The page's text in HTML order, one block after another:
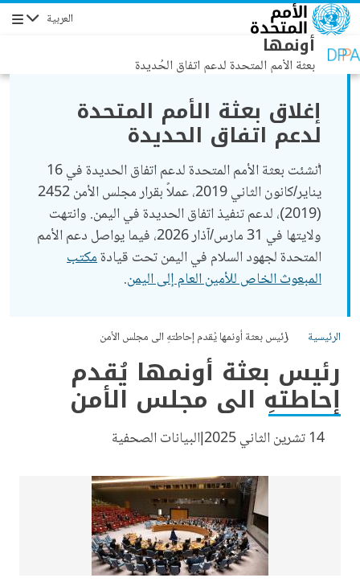
تجاوز إلى المحتوى الرئيسي العربية التنقل
أونمها
بعثة الأمم المتحدة لدعم اتفاق الحُديدة
إغلاق بعثة الأمم المتحدة
لدعم اتفاق الحديدة
أُنشئت بعثة الأمم المتحدة لدعم اتفاق الحديدة في 16
يناير/كانون الثاني 2019، عملاً بقرار مجلس الأمن 2452
(2019)، لدعم تنفيذ اتفاق الحديدة في اليمن. وانتهت
ولايتها في 31 مارس/آذار 2026، فيما يواصل دعم الأمم
المتحدة لجهود السلام في اليمن تحت قيادةمكتب
المبعوث الخاص للأمين العام إلى اليمن.
الرئيسية رئيس بعثة أونمها يُقدم إحاطتهِ الى مجلس الأمن
رئيس بعثة أونمها يُقدم
إحاطتهِ الى مجلس الأمن
14 تشرين الثاني 2025 البيانات الصحفية